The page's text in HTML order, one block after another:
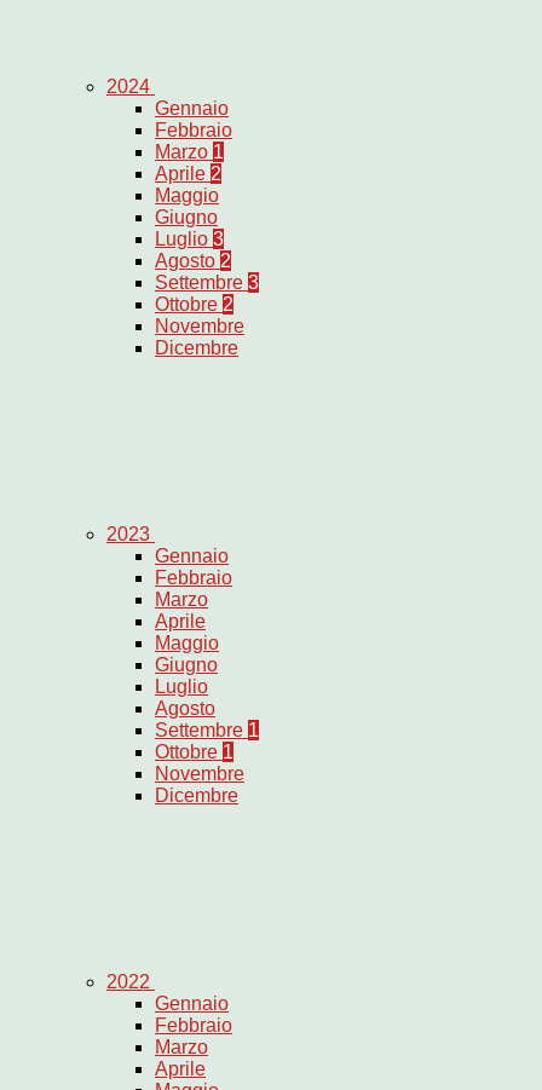
2024
Gennaio
Febbraio
Marzo 1
Aprile 2
Maggio
Giugno
Luglio 3
Agosto 2
Settembre 3
Ottobre 2
Novembre
Dicembre
2023
Gennaio
Febbraio
Marzo
Aprile
Maggio
Giugno
Luglio
Agosto
Settembre 1
Ottobre 1
Novembre
Dicembre
2022
Gennaio
Febbraio
Marzo
Aprile